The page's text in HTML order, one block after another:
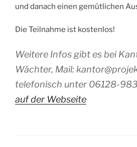
und danach einen gemütlichen
Die Teilnahme ist kostenlos!
Weitere Infos gibt es bei
Wächter, Mail:
telefonisch unter 06128-
auf der Webseite